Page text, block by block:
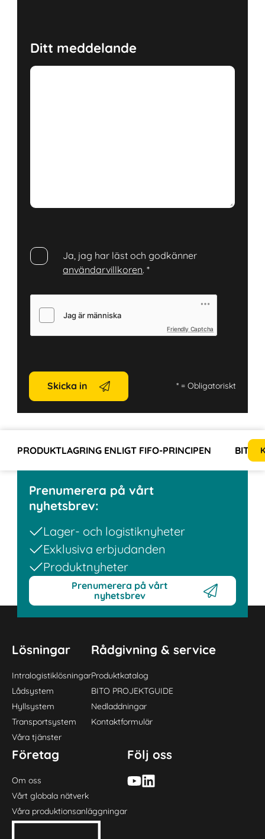
Ditt meddelande
Ja, jag har läst och godkänner
användarvillkoren.*
Friendly Captcha
Skicka in *= Obligatoriskt
PRODUKTLAGRING ENLIGT FIFO-PRINCIPEN
Prenumerera på vårt
nyhetsbrev:
Lager- och logistiknyheter
Exklusiva erbjudanden
Produktnyheter
Prenumerera på vårt
nyhetsbrev
Lösningar
Intralogistiklösningar
Lådsystem
Hyllsystem
Transportsystem
Våra tjänster
Rådgivning & service
Produktkatalog
BITO PROJEKTGUIDE
Nedladdningar
Kontaktformulär
Företag
Om oss
Vårt globala nätverk
Våra produktionsanläggningar
Följ oss